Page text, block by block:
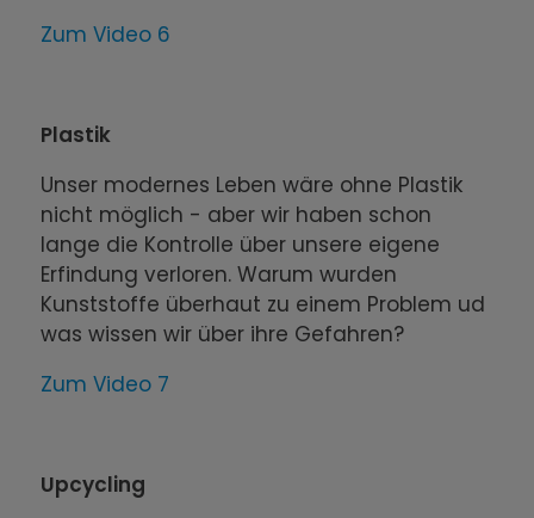
Zum Video 6
Plastik
Unser modernes Leben wäre ohne Plastik
nicht möglich - aber wir haben schon
lange die Kontrolle über unsere eigene
Erfindung verloren. Warum wurden
Kunststoffe überhaut zu einem Problem ud
was wissen wir über ihre Gefahren?
Zum Video 7
Upcycling